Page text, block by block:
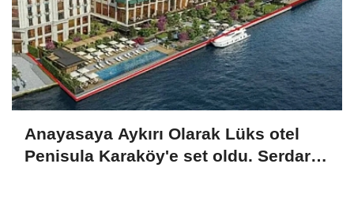
Anayasaya Aykırı Olarak Lüks otel
Penisula Karaköy'e set oldu. Serdar